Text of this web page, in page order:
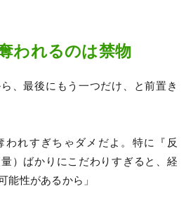
われるのは禁物
、最後にもう一つだけ、と前置き
われすぎちゃダメだよ。特に『反
）ばかりにこだわりすぎると、経
能性があるから」